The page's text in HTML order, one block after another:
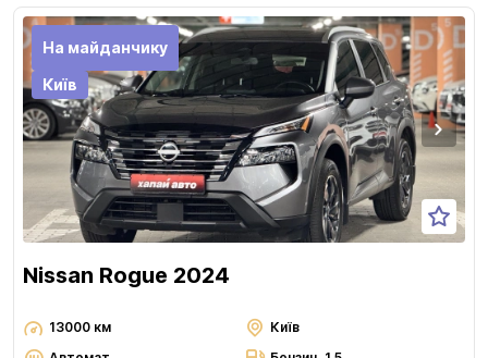
На майданчику
Київ
Nissan Rogue 2024
13000 км
Київ